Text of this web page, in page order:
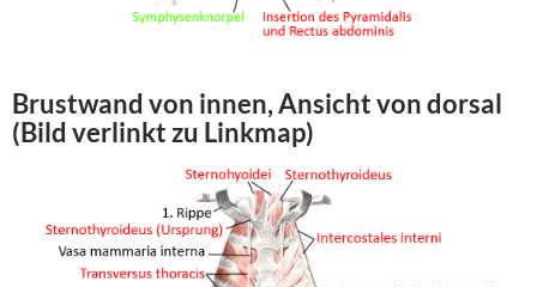
Brustwand von innen, Ansicht von dorsal
(Bild verlinkt zu Linkmap)